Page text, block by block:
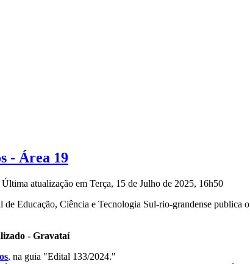
- Área 19
Última atualização em Terça, 15 de Julho de 2025, 16h50
Educação, Ciência e Tecnologia Sul-rio-grandense publica o
- Gravataí
, na guia "Edital 133/2024."